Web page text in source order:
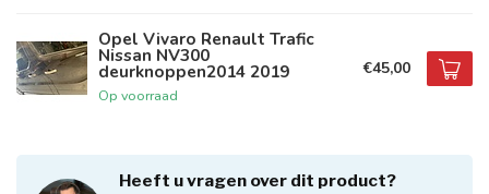
Opel Vivaro Renault Trafic
Nissan NV300
deurknoppen2014 2019
Op voorraad
€45,00
Heeft u vragen over dit product?